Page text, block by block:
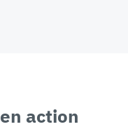
en action